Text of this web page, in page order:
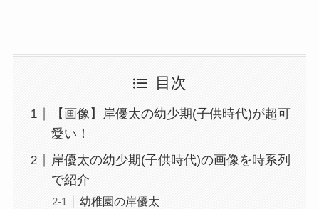
目次
【画像】岸優太の幼少期(子供時代)が超可
愛い！
岸優太の幼少期(子供時代)の画像を時系列
で紹介
幼稚園の岸優太